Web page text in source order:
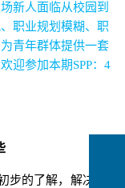
新人面临从校园到
职业规划模糊、职
青年群体提供一套
迎参加本期SPP： 4
步的了解，解决目前